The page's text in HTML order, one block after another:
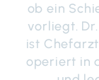
ob ein
vorliegt.
ist Chefarzt
operiert in